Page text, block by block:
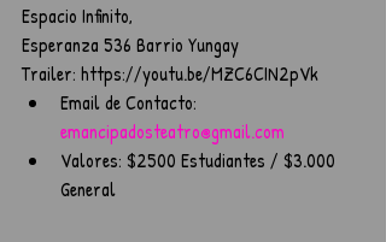
Espacio Infinito,
Esperanza 536 Barrio Yungay
Trailer: https://youtu.be/MZC6CIN2pVk
Email de Contacto:
emancipadosteatro@gmail.com
Valores: $2500 Estudiantes / $3.000
General